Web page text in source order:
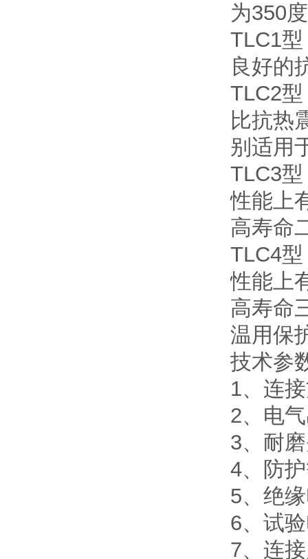
为350
TLC1
良好的
TLC2
比抗热
别适用
TLC3
性能上
高寿命
TLC4
性能上
高寿命
温用保
技术参
1、连
2、电
3、耐
4、防
5、绝
6、试
7、连